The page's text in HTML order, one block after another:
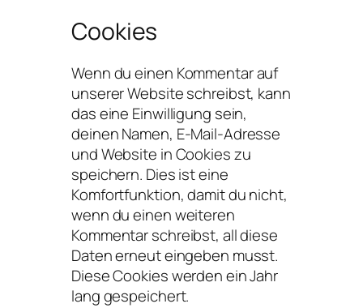
Cookies
Wenn du einen Kommentar auf
unserer Website schreibst, kann
das eine Einwilligung sein,
deinen Namen, E-Mail-Adresse
und Website in Cookies zu
speichern. Dies ist eine
Komfortfunktion, damit du nicht,
wenn du einen weiteren
Kommentar schreibst, all diese
Daten erneut eingeben musst.
Diese Cookies werden ein Jahr
lang gespeichert.